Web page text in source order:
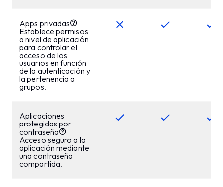
Apps privadas
Establece permisos
a nivel de aplicación
para controlar el
acceso de los
usuarios en función
de la autenticación y
la pertenencia a
grupos.
Aplicaciones
protegidas por
contraseña
Acceso seguro a la
aplicación mediante
una contraseña
compartida.